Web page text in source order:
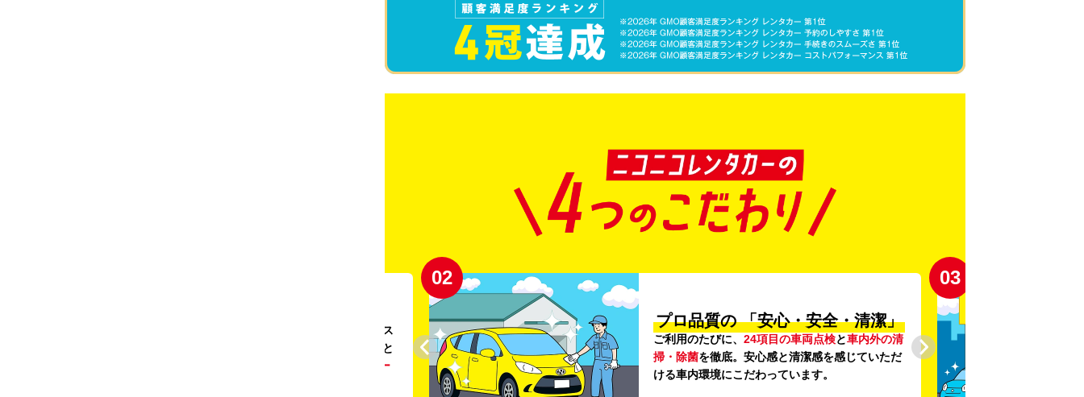
。ガソリンス
タンドや整備工場の既存インフラを活用すること
リー
02
プロ品質の 「安心・安全・清潔」
ご利用のたびに、 24項目の車両点検と車内外の清
掃・除菌を徹底。安心感と清潔感を感じていただ
ける車内環境にこだわっています。
03